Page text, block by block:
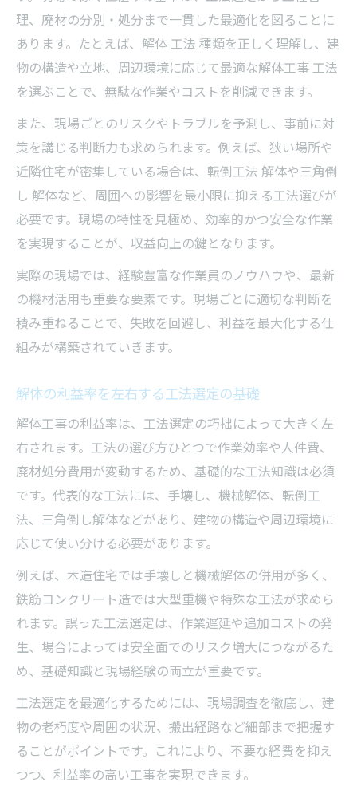
利益最大化に必要な解体応用力を考える
解体の専門用語や言い換えの実践活用法
理、廃材の分別・処分まで一貫した最適化を図ることに
あります。たとえば、解体 工法 種類を正しく理解し、建
物の構造や立地、周辺環境に応じて最適な解体工事 工法
を選ぶことで、無駄な作業やコストを削減できます。
また、現場ごとのリスクやトラブルを予測し、事前に対
策を講じる判断力も求められます。例えば、狭い場所や
近隣住宅が密集している場合は、転倒工法 解体や三角倒
し 解体など、周囲への影響を最小限に抑える工法選びが
必要です。現場の特性を見極め、効率的かつ安全な作業
を実現することが、収益向上の鍵となります。
実際の現場では、経験豊富な作業員のノウハウや、最新
の機材活用も重要な要素です。現場ごとに適切な判断を
積み重ねることで、失敗を回避し、利益を最大化する仕
組みが構築されていきます。
解体の利益率を左右する工法選定の基礎
解体工事の利益率は、工法選定の巧拙によって大きく左
右されます。工法の選び方ひとつで作業効率や人件費、
廃材処分費用が変動するため、基礎的な工法知識は必須
です。代表的な工法には、手壊し、機械解体、転倒工
法、三角倒し解体などがあり、建物の構造や周辺環境に
応じて使い分ける必要があります。
例えば、木造住宅では手壊しと機械解体の併用が多く、
鉄筋コンクリート造では大型重機や特殊な工法が求めら
れます。誤った工法選定は、作業遅延や追加コストの発
生、場合によっては安全面でのリスク増大につながるた
め、基礎知識と現場経験の両立が重要です。
工法選定を最適化するためには、現場調査を徹底し、建
物の老朽度や周囲の状況、搬出経路など細部まで把握す
ることがポイントです。これにより、不要な経費を抑え
つつ、利益率の高い工事を実現できます。